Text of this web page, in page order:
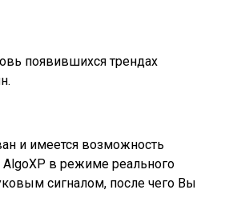
появившихся трендах
и имеется возможность
AlgoXP в режиме реального
сигналом, после чего Вы